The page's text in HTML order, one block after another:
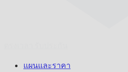
แผนและราคา